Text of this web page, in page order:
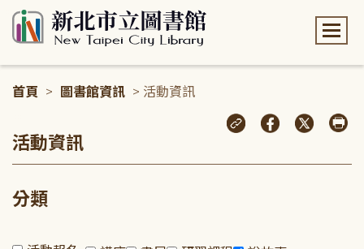
首頁 > 圖書館資訊 > 活動資訊
活動資訊
分類